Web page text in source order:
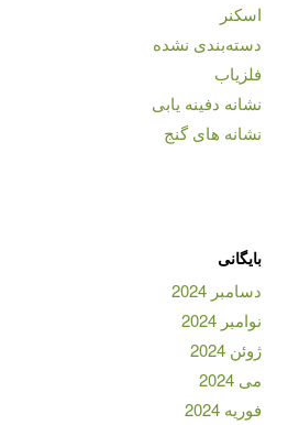
اسکنر
دسته‌بندی نشده
فلزیاب
نشانه دفینه یابی
نشانه های گنج
بایگانی
دسامبر 2024
نوامبر 2024
ژوئن 2024
می 2024
فوریه 2024